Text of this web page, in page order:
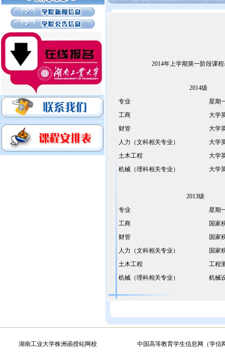
2014年上学期第一阶段课
2014级
专业
星期
工商
大学
财管
大学
人力（文科相关专业）
大学
土木工程
大学
机械（理科相关专业）
大学
2013级
专业
星期
工商
国家
财管
国家
人力（文科相关专业）
国家
土木工程
工程
机械（理科相关专业）
机械
湖南工业大学株洲函授站网校 中国高等教育学生信息网（学信